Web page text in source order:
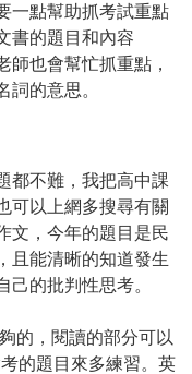
一點幫助抓考試重點
書的題目和內容
師也會幫忙抓重點，
詞的意思。
都不難，我把高中課
可以上網多搜尋有關
文，今年的題目是民
且能清晰的知道發生
己的批判性思考。
的，閱讀的部分可以
的題目來多練習。英